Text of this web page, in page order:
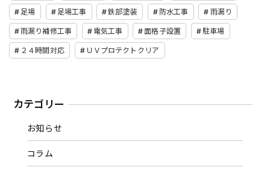
足場 足場工事 鉄部塗装 防水工事 雨漏り
雨漏り補修工事 電気工事 面格子設置 駐車場
２４時間対応 ＵＶプロテクトクリア
カテゴリー
お知らせ
コラム